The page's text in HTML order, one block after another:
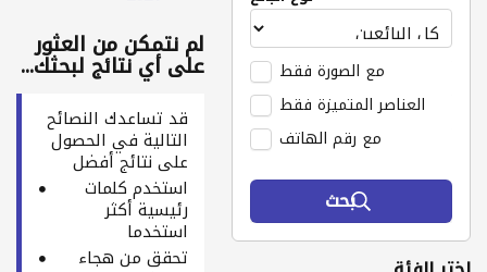
مع الصورة فقط
العناصر المتميزة فقط
مع رقم الهاتف
بحث
لم نتمكن من العثور
على أي نتائج لبحثك...
قد تساعدك النصائح
التالية في الحصول
على نتائج أفضل
استخدم كلمات
رئيسية أكثر
استخدما
تحقق من هجاء